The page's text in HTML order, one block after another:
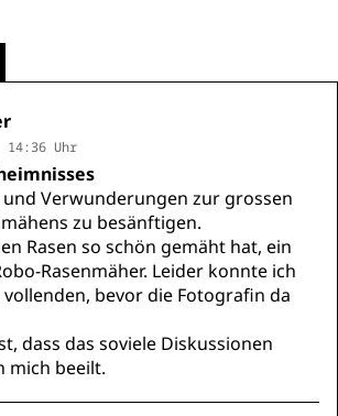
Uhr
Verwunderungen zur grossen
zu besänftigen.
Rasen so schön gemäht hat, ein
Rasenmäher. Leider konnte ich
bevor die Fotografin da
dass das soviele Diskussionen
mich beeilt.